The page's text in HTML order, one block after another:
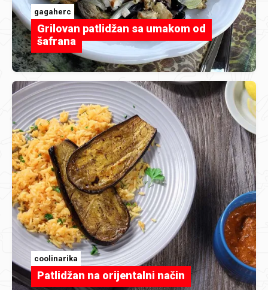
gagaherc
Grilovan patlidžan sa umakom od
šafrana
coolinarika
Patlidžan na orijentalni način